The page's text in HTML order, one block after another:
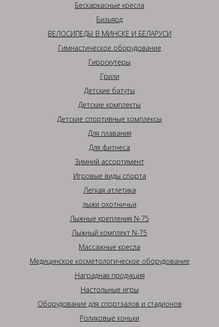
Бескаркасные кресла
Бильярд
ВЕЛОСИПЕДЫ В МИНСКЕ И БЕЛАРУСИ
Гимнастическое оборудование
Гироскутеры
Грили
Детские батуты
Детские комплекты
Детские спортивные комплексы
Для плавания
Для фитнеса
Зимний ассортимент
Игровые виды спорта
Легкая атлетика
лыжи охотничьи
Лыжные крепления N-75
Лыжный комплект N-75
Массажные кресла
Медицинское косметологическое оборудование
Наградная продукция
Настольные игры
Оборудование для спортзалов и стадионов
Роликовые коньки